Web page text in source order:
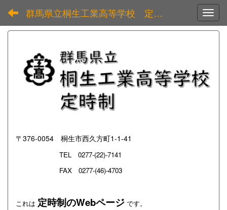
群馬県立桐生工業高等学校 定時制
〒376-0054 桐生市西久方町1-1-41
TEL 0277-(22)-7141
FAX 0277-(46)-4703
これは 定時制のWebページ です。